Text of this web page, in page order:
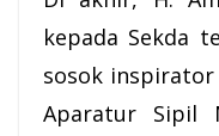
kepada Sekda
sosok
Aparatur Sipil